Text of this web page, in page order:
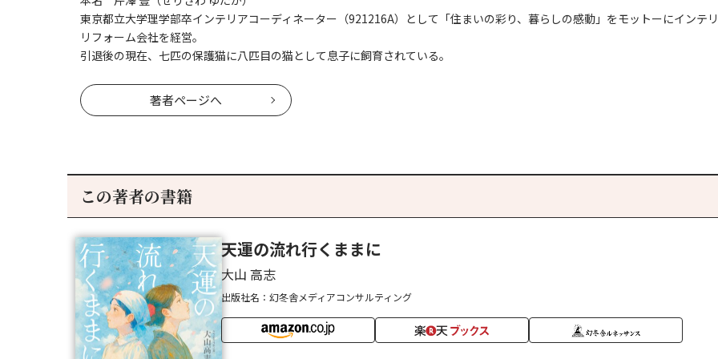
東京都立大学理学部卒インテリアコーディネーター（921216A）として「住まいの彩り、暮らしの感動」をモットーにインテ
リフォーム会社を経営。
引退後の現在、七匹の保護猫に八匹目の猫として息子に飼育されている。
著者ページへ
この著者の書籍
天運の流れ行くままに
大山 高志
出版社名：幻冬舎メディアコンサルティング